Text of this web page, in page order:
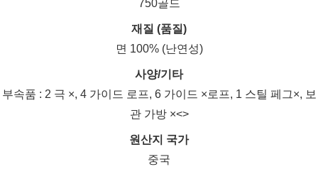
750골드
재질 (품질)
면 100% (난연성)
사양/기타
부속품 : 2 극 ×, 4 가이드 로프, 6 가이드 ×로프, 1 스틸 페그×, 보
관 가방 ×<>
원산지 국가
중국